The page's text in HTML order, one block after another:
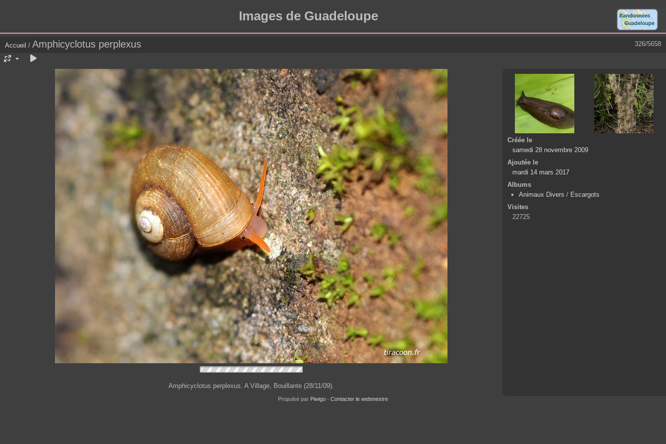
Images de Guadeloupe
326/5658
Accueil / Amphicyclotus perplexus
Amphicyclotus perplexus. A Village, Bouillante (28/11/09).
Créée le
samedi 28 novembre 2009
Ajoutée le
mardi 14 mars 2017
Albums
Animaux Divers / Escargots
Visites
22725
Propulsé par Piwigo - Contacter le webmestre